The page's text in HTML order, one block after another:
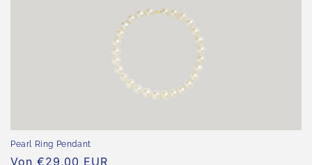
Pearl Ring Pendant
Normaler
Von €29,00 EUR